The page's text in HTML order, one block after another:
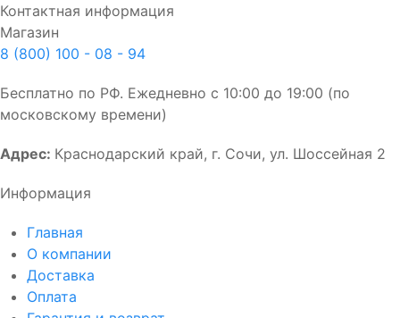
Контактная информация
Магазин
8 (800) 100 - 08 - 94
Бесплатно по РФ. Ежедневно с 10:00 до 19:00 (по
московскому времени)
Адрес: Краснодарский край, г. Сочи, ул. Шоссейная 2
Информация
Главная
О компании
Доставка
Оплата